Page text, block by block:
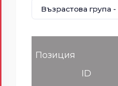
Позиция
ID